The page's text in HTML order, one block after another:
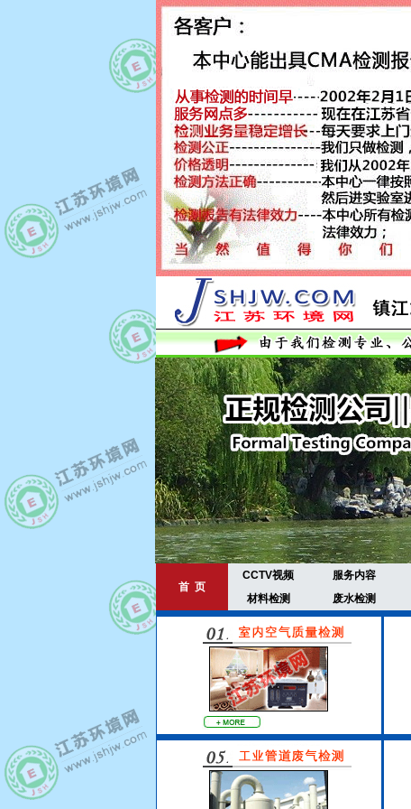
首 页
CCTV视频 服务内容
材料检测
废水检测